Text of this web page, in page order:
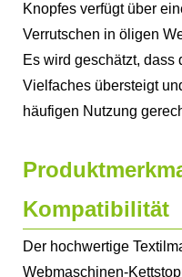
Knopfes verfügt über
Verrutschen in öligen
Es wird geschätzt, dass
Vielfaches übersteigt
häufigen Nutzung
Kompatibilität
Der hochwertige
Webmaschinen-